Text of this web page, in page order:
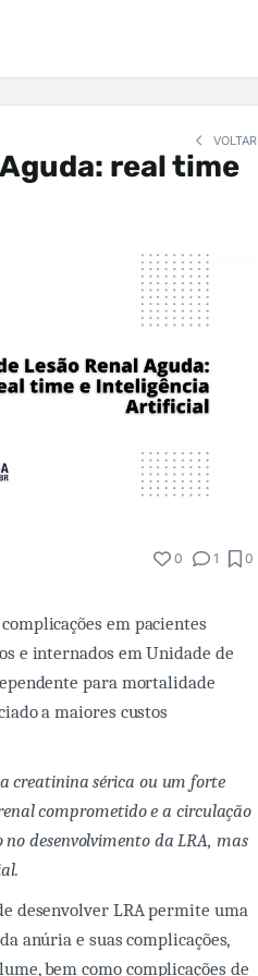
VOLTAR
real time
0 1 0
em pacientes
e internados em Unidade de
para mortalidade
a maiores custos
creatinina sérica ou um forte
comprometido e a circulação
desenvolvimento da LRA, mas
desenvolver LRA permite uma
anúria e suas complicações,
bem como complicações de